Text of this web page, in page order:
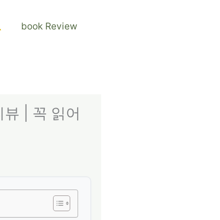
book Review
뷰 | 꼭 읽어